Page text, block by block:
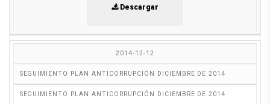
Descargar
2014-12-12
SEGUIMIENTO PLAN ANTICORRUPCIÓN DICIEMBRE DE 2014
SEGUIMIENTO PLAN ANTICORRUPCIÓN DICIEMBRE DE 2014